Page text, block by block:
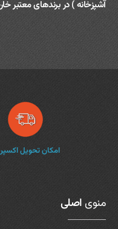
آشپزخانه ) در برندهای معتبر
امکان تحویل
منویاصلی